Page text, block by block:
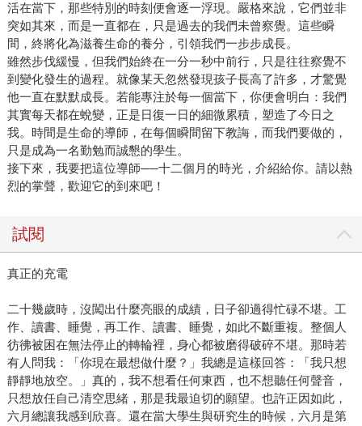
活在當下，那些特別的時刻便會逐一浮現。嚴格來說，它們並非
突如其來，而是一直都在，只是過去的我們未曾察覺。這些瞬
間，終將化為滋養生命的養分，引領我們一步步成長。
雖然步伐緩慢，但我們始終在一分一秒中前行，只是往往察覺不
到變化發生的過程。就像某天忽然發現孩子長高了許多，才驚覺
他一直在默默成長。若能專注於每一個當下，你便會明白：我們
其實每天都在蛻變，正是日復一日的細微累積，塑造了今日之
我。時間是生命的導師，在每個瞬間留下教誨，而我們要做的，
只是成為一名勤勉而誠懇的學生。
接下來，我要把這位導師──十二個月的時光，介紹給你。請以熱
烈的掌聲，歡迎它的到來吧！
試閱
真正的充電
二十幾歲時，沒闖出什麼亮眼的成績，日子卻過得忙碌不堪。工
作、讀書、睡覺，再工作、讀書、睡覺，如此不斷重複。整個人
彷彿被困在無法停止的轉輪裡，身心都被磨得破碎不堪。那時若
有人問我：「你現在最想做什麼？」我總是這樣回答：「我只想
靜靜地放空。」真的，我不想看任何東西，也不想聽任何聲音，
只想放任自己清空思緒，那是我最迫切的願望。也許正因如此，
六月總讓我感到欣喜。還在當大學生與研究生的時候，六月是第